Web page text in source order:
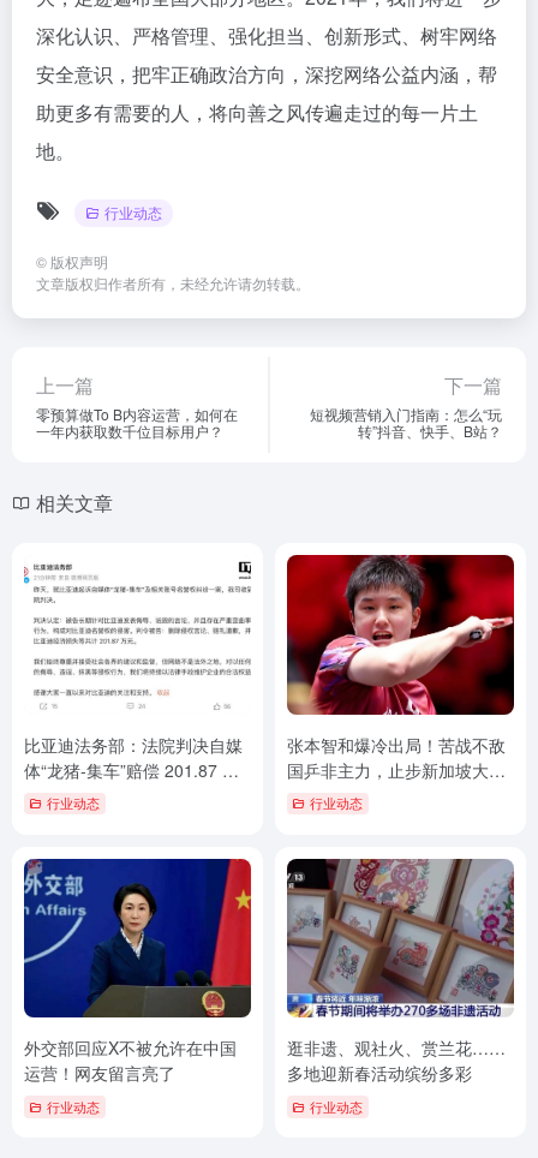
深化认识、严格管理、强化担当、创新形式、树牢网络
安全意识，把牢正确政治方向，深挖网络公益内涵，帮
助更多有需要的人，将向善之风传遍走过的每一片土
地。
行业动态
© 版权声明
文章版权归作者所有，未经允许请勿转载。
上一篇
零预算做To B内容运营，如何在
一年内获取数千位目标用户？
下一篇
短视频营销入门指南：怎么“玩
转”抖音、快手、B站？
相关文章
比亚迪法务部：法院判决自媒
体“龙猪-集车”赔偿 201.87 万
元 行业动态
张本智和爆冷出局！苦战不敌
国乒非主力，止步新加坡大满
贯赛32强
行业动态
外交部回应X不被允许在中国
运营！网友留言亮了
行业动态
逛非遗、观社火、赏兰花……
多地迎新春活动缤纷多彩
行业动态